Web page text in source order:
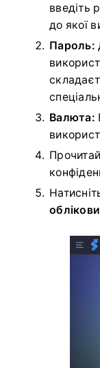
введіть
до якої
Пароль:
Валюта: